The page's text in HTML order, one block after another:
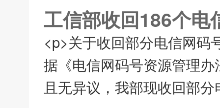
工信部收回186个电
<p>关于收回部分电信网码
据《电信网码号资源管理
且无异议，我部现收回部